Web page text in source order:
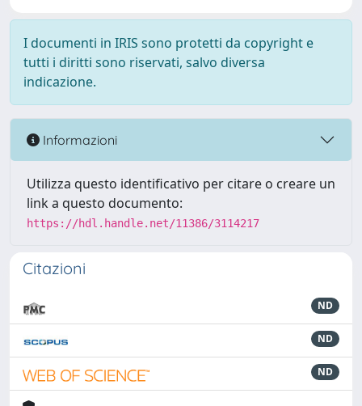
I documenti in IRIS sono protetti da copyright e
tutti i diritti sono riservati, salvo diversa
indicazione.
Informazioni
Utilizza questo identificativo per citare o creare un
link a questo documento:
https://hdl.handle.net/11386/3114217
Citazioni
ND
ND
ND